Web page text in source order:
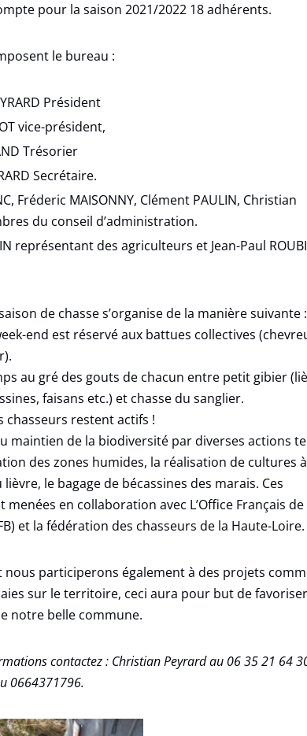
pour la saison 2021/2022 18 adhérents.
le bureau :
Président
vice-président,
Trésorier
Secrétaire.
Fréderic MAISONNY, Clément PAULIN, Christian
du conseil d’administration.
représentant des agriculteurs et Jean-Paul
de chasse s’organise de la manière suivante :
end est réservé aux battues collectives
au gré des gouts de chacun entre petit gibier
faisans etc.) et chasse du sanglier.
chasseurs restent actifs !
maintien de la biodiversité par diverses actions
des zones humides, la réalisation de cultures
le bagage de bécassines des marais. Ces
en collaboration avec L’Office Français de
et la fédération des chasseurs de la Haute-Loire.
nous participerons également à des projets
sur le territoire, ceci aura pour but de
notre belle commune.
contactez : Christian Peyrard au 06 35 21 64
0664371796.